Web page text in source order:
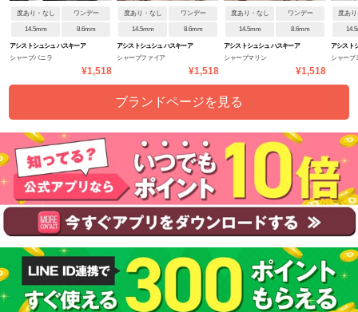
度あり・なし ワンデー
14.5mm 8.6mm
アシストシュシュ ハスキーア
シャープバニラ
¥1,518
度あり・なし ワンデー
14.5mm 8.6mm
アシストシュシュ ハスキーア
シャープファイア
¥1,518
度あり・なし ワンデー
14.5mm 8.6mm
アシストシュシュ ハスキーア
シャープマリン
¥1,518
度あ
アシスト
シャープ
ブランドページを見る